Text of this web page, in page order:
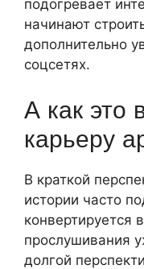
подогревает
начинают
дополнительно
соцсетях.
А как это
карьеру
В краткой
истории часто
конвертируется
прослушивания
долгой